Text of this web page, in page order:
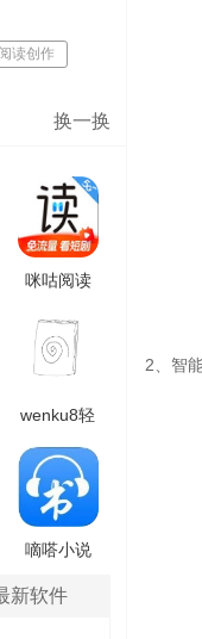
读创作
换一换
咪咕阅读
V11.2.0
wenku8轻
小说文库
手机免费
版
V1.0.9.100
嘀嗒小说
新软件
2、智